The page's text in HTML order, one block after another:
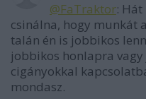
@FaTraktor:
csinálna, hogy munkát
talán én is jobbikos
jobbikos honlapra
cigányokkal
mondasz.